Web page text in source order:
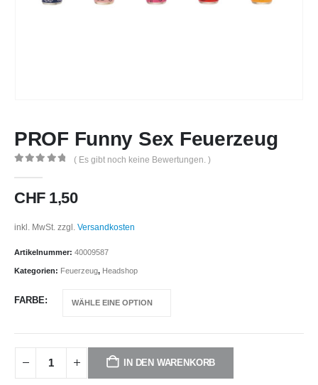
PROF Funny Sex Feuerzeug
( Es gibt noch keine Bewertungen. )
CHF1,50
inkl. MwSt. zzgl. Versandkosten
Artikelnummer: 40009587
Kategorien: Feuerzeug, Headshop
FARBE
IN DEN WARENKORB